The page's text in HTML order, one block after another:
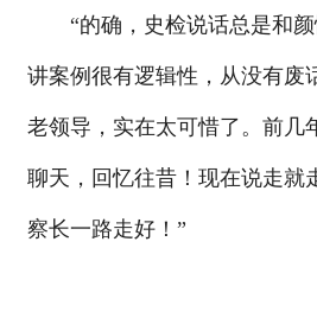
“的确，史检说话总是和颜
讲案例很有逻辑性，从没有废
老领导，实在太可惜了。前几
聊天，回忆往昔！现在说走就
察长一路走好！”